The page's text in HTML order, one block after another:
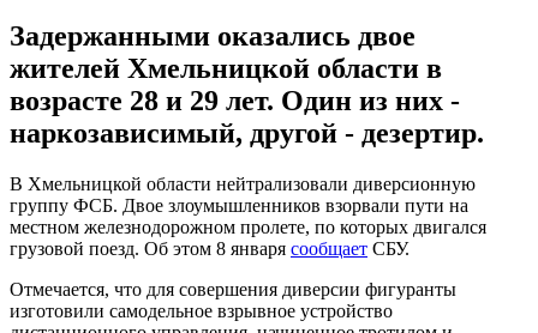
Задержанными оказались двое
жителей Хмельницкой области в
возрасте 28 и 29 лет. Один из них -
наркозависимый, другой - дезертир.
В Хмельницкой области нейтрализовали диверсионную
группу ФСБ. Двое злоумышленников взорвали пути на
местном железнодорожном пролете, по которых двигался
грузовой поезд. Об этом 8 января сообщает СБУ.
Отмечается, что для совершения диверсии фигуранты
изготовили самодельное взрывное устройство